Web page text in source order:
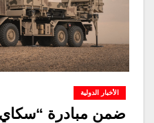
الأخبار الدولية
ضمن مبادرة “سكاي